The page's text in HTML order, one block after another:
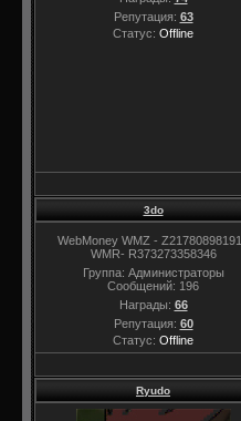
Репутация: 63
Статус: Offline
3do
WebMoney WMZ -
WMR- R373273358346
Группа: Администраторы
Сообщений: 196
Награды: 66
Репутация: 60
Статус: Offline
Ryudo